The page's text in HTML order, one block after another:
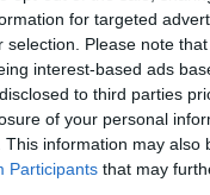
for targeted
selection. Please note
interest-based ads
to third parties
of your personal
This information may
Participants that may
akiknek a
segíti majd a
lehetővé teszi a
teljes
László, az